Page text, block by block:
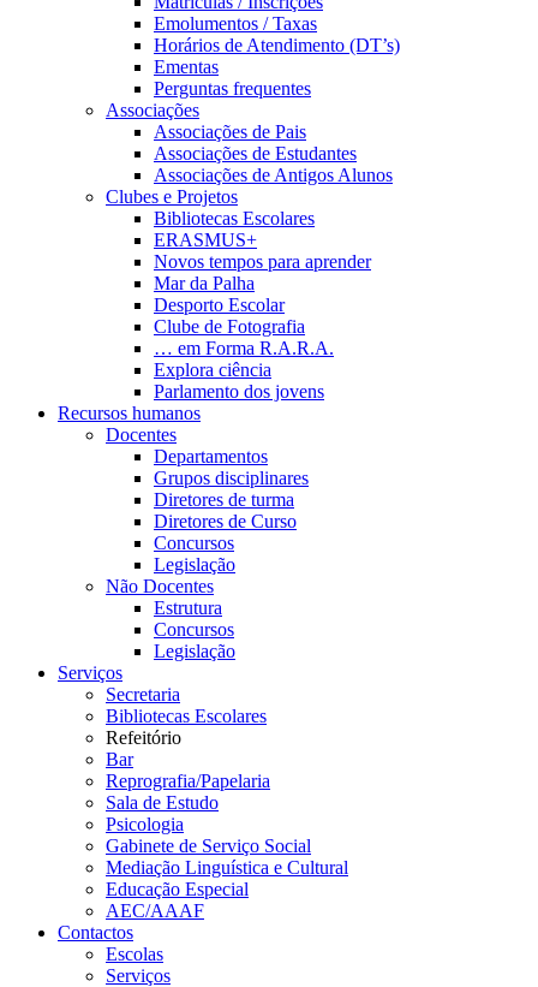
Emolumentos / Taxas
Horários de Atendimento (DT’s)
Ementas
Perguntas frequentes
Associações
Associações de Pais
Associações de Estudantes
Associações de Antigos Alunos
Clubes e Projetos
Bibliotecas Escolares
ERASMUS+
Novos tempos para aprender
Mar da Palha
Desporto Escolar
Clube de Fotografia
… em Forma R.A.R.A.
Explora ciência
Parlamento dos jovens
Recursos humanos
Docentes
Departamentos
Grupos disciplinares
Diretores de turma
Diretores de Curso
Concursos
Legislação
Não Docentes
Estrutura
Concursos
Legislação
Serviços
Secretaria
Bibliotecas Escolares
Refeitório
Bar
Reprografia/Papelaria
Sala de Estudo
Psicologia
Gabinete de Serviço Social
Mediação Linguística e Cultural
Educação Especial
AEC/AAAF
Contactos
Escolas
Serviços